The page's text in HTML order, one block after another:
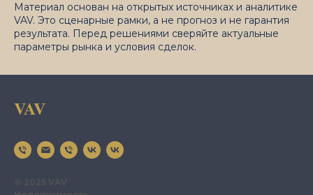
Материал основан на открытых источниках и аналитике
VAV. Это сценарные рамки, а не прогноз и не гарантия
результата. Перед решениями сверяйте актуальные
параметры рынка и условия сделок.
VAV